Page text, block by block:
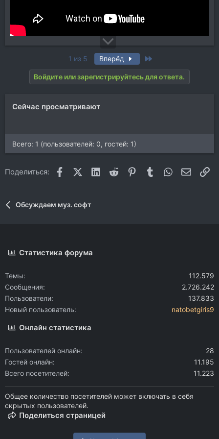
1 из 5 Вперёд
Войдите или зарегистрируйтесь для ответа.
Сейчас просматривают
Всего: 1 (пользователей: 0, гостей: 1)
Поделиться: FacebookX (Twitter)
LinkedIn
Reddit Pinterest
Tumblr WhatsApp
Обсуждаем муз. софт
Статистика форума
Темы
112.579
Сообщения
2.726.242
Пользователи
137.833
Новый пользователь
natobetgiris9
Онлайн статистика
Пользователей онлайн
28
Гостей онлайн
11.195
Всего посетителей
11.223
Общее количество посетителей может включать в себя
скрытых пользователей.
Поделиться страницей